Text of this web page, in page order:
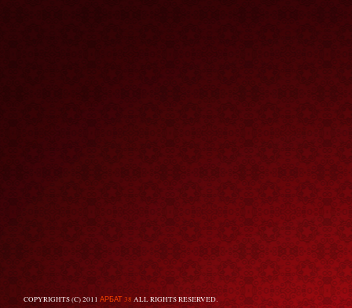
COPYRIGHTS (C) 2011 АРБАТ 38 ALL RIGHTS RESERVED.